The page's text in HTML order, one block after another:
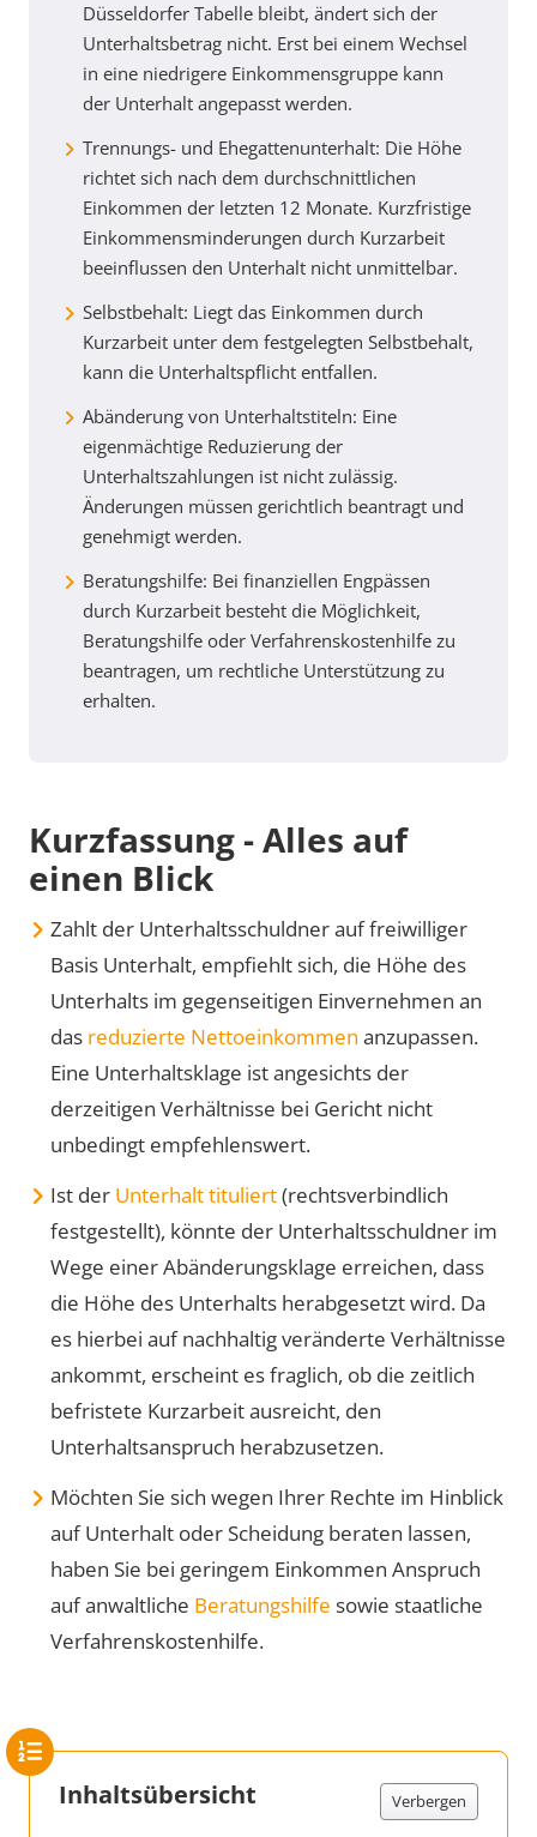
Düsseldorfer Tabelle bleibt, ändert sich der
Unterhaltsbetrag nicht. Erst bei einem Wechsel
in eine niedrigere Einkommensgruppe kann
der Unterhalt angepasst werden.
Trennungs- und Ehegattenunterhalt: Die Höhe
richtet sich nach dem durchschnittlichen
Einkommen der letzten 12 Monate. Kurzfristige
Einkommensminderungen durch Kurzarbeit
beeinflussen den Unterhalt nicht unmittelbar.
Selbstbehalt: Liegt das Einkommen durch
Kurzarbeit unter dem festgelegten Selbstbehalt,
kann die Unterhaltspflicht entfallen.
Abänderung von Unterhaltstiteln: Eine
eigenmächtige Reduzierung der
Unterhaltszahlungen ist nicht zulässig.
Änderungen müssen gerichtlich beantragt und
genehmigt werden.
Beratungshilfe: Bei finanziellen Engpässen
durch Kurzarbeit besteht die Möglichkeit,
Beratungshilfe oder Verfahrenskostenhilfe zu
beantragen, um rechtliche Unterstützung zu
erhalten.
Kurzfassung - Alles auf
einen Blick
Zahlt der Unterhaltsschuldner auf freiwilliger
Basis Unterhalt, empfiehlt sich, die Höhe des
Unterhalts im gegenseitigen Einvernehmen an
das reduzierte Nettoeinkommen anzupassen.
Eine Unterhaltsklage ist angesichts der
derzeitigen Verhältnisse bei Gericht nicht
unbedingt empfehlenswert.
Ist der Unterhalt tituliert(rechtsverbindlich
festgestellt), könnte der Unterhaltsschuldner im
Wege einer Abänderungsklage erreichen, dass
die Höhe des Unterhalts herabgesetzt wird. Da
es hierbei auf nachhaltig veränderte Verhältnisse
ankommt, erscheint es fraglich, ob die zeitlich
befristete Kurzarbeit ausreicht, den
Unterhaltsanspruch herabzusetzen.
Möchten Sie sich wegen Ihrer Rechte im Hinblick
auf Unterhalt oder Scheidung beraten lassen,
haben Sie bei geringem Einkommen Anspruch
auf anwaltliche Beratungshilfe sowie staatliche
Verfahrenskostenhilfe.
Inhaltsübersicht Verbergen